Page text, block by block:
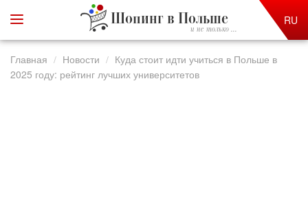
Шопинг в Польше
и не только ...
RU
Главная Новости
Куда стоит идти учиться в Польше в
2025 году: рейтинг лучших университетов